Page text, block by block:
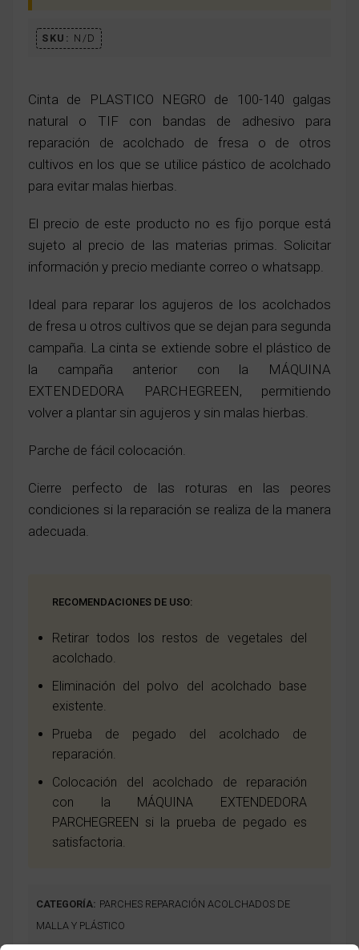
SKU: N/D
Cinta de PLASTICO NEGRO de 100-140 galgas
natural o TIF con bandas de adhesivo para
reparación de acolchado de fresa o de otros
cultivos en los que se utilice pástico de acolchado
para evitar malas hierbas.
El precio de este producto no es fijo porque está
sujeto al precio de las materias primas. Solicitar
información y precio mediante correo o whatsapp.
Ideal para reparar los agujeros de los acolchados
de fresa u otros cultivos que se dejan para segunda
campaña. La cinta se extiende sobre el plástico de
la campaña anterior con la MÁQUINA
EXTENDEDORA PARCHEGREEN, permitiendo
volver a plantar sin agujeros y sin malas hierbas.
Parche de fácil colocación.
Cierre perfecto de las roturas en las peores
condiciones si la reparación se realiza de la manera
adecuada.
RECOMENDACIONES DE USO:
Retirar todos los restos de vegetales del
acolchado.
Eliminación del polvo del acolchado base
existente.
Prueba de pegado del acolchado de
reparación.
Colocación del acolchado de reparación
con la MÁQUINA EXTENDEDORA
PARCHEGREEN si la prueba de pegado es
satisfactoria.
CATEGORÍA: PARCHES REPARACIÓN ACOLCHADOS DE
MALLA Y PLÁSTICO